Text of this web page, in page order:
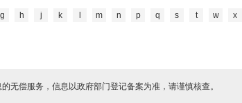
g h j k m n p q s t w x
无偿服务，信息以政府部门登记备案为准，请谨慎核查。